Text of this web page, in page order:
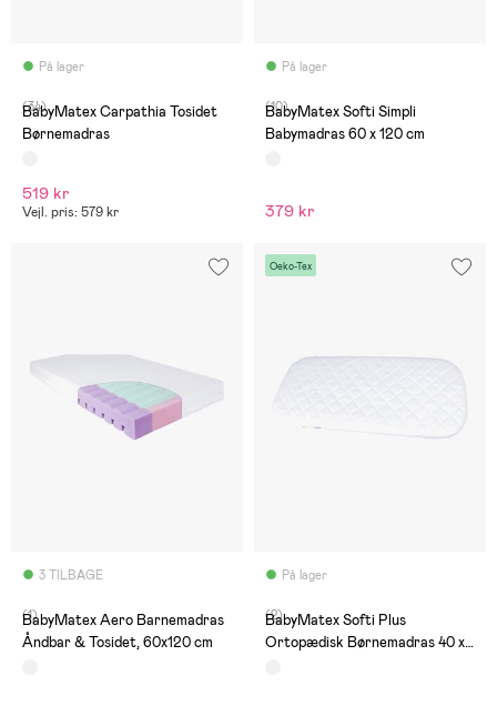
På lager
(34)
BabyMatex Carpathia Tosidet
Børnemadras
519 kr
Vejl. pris: 579 kr
På lager
(10)
BabyMatex Softi Simpli
Babymadras 60 x 120 cm
379 kr
3 TILBAGE
(1)
BabyMatex Aero Barnemadras
Åndbar & Tosidet, 60x120 cm
Oeko-Tex
På lager
(2)
BabyMatex Softi Plus
Ortopædisk Børnemadras 40 x